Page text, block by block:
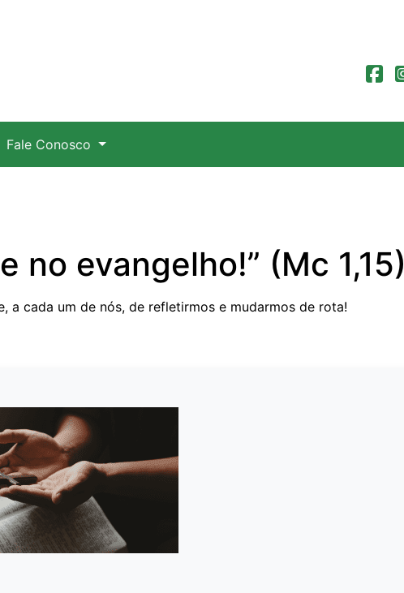
Fale Conosco
no evangelho!” (Mc 1,15)
a cada um de nós, de refletirmos e mudarmos de rota!